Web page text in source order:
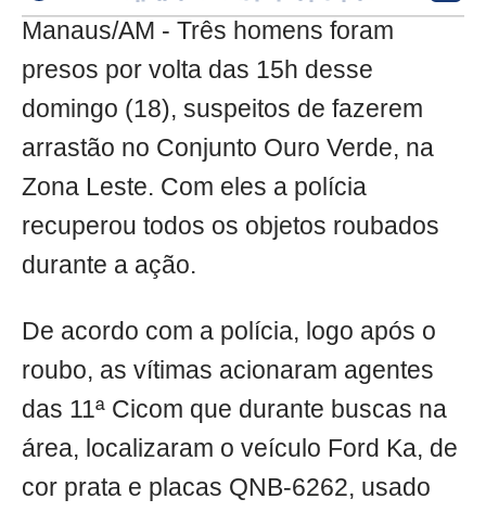
Manaus/AM - Três homens foram
presos por volta das 15h desse
domingo (18), suspeitos de fazerem
arrastão no Conjunto Ouro Verde, na
Zona Leste. Com eles a polícia
recuperou todos os objetos roubados
durante a ação.
De acordo com a polícia, logo após o
roubo, as vítimas acionaram agentes
das 11ª Cicom que durante buscas na
área, localizaram o veículo Ford Ka, de
cor prata e placas QNB-6262, usado